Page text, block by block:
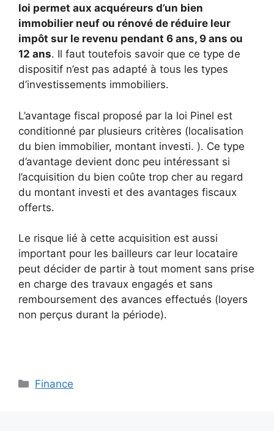
loi permet aux acquéreurs d’un bien
immobilier neuf ou rénové de réduire leur
impôt sur le revenu pendant 6 ans, 9 ans ou
12 ans. Il faut toutefois savoir que ce type de
dispositif n’est pas adapté à tous les types
d’investissements immobiliers.
L’avantage fiscal proposé par la loi Pinel est
conditionné par plusieurs critères (localisation
du bien immobilier, montant investi. ). Ce type
d’avantage devient donc peu intéressant si
l’acquisition du bien coûte trop cher au regard
du montant investi et des avantages fiscaux
offerts.
Le risque lié à cette acquisition est aussi
important pour les bailleurs car leur locataire
peut décider de partir à tout moment sans prise
en charge des travaux engagés et sans
remboursement des avances effectués (loyers
non perçus durant la période).
Catégories
Finance